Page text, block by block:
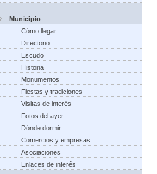
Municipio
Cómo llegar
Directorio
Escudo
Historia
Monumentos
Fiestas y tradiciones
Visitas de interés
Fotos del ayer
Dónde dormir
Comercios y empresas
Asociaciones
Enlaces de interés